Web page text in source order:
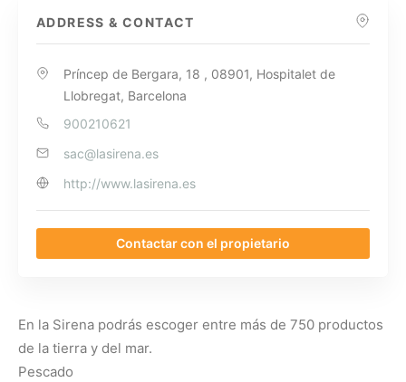
ADDRESS & CONTACT
Príncep de Bergara, 18 , 08901, Hospitalet de
Llobregat, Barcelona
900210621
sac@lasirena.es
http://www.lasirena.es
Contactar con el propietario
En la Sirena podrás escoger entre más de 750 productos
de la tierra y del mar.
Pescado